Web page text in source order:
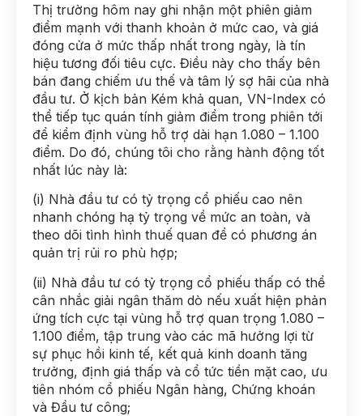
Thị trường hôm nay ghi nhận một phiên giảm
điểm mạnh với thanh khoản ở mức cao, và giá
đóng cửa ở mức thấp nhất trong ngày, là tín
hiệu tương đối tiêu cực. Điều này cho thấy bên
bán đang chiếm ưu thế và tâm lý sợ hãi của nhà
đầu tư. Ở kịch bản Kém khả quan, VN-Index có
thể tiếp tục quán tính giảm điểm trong phiên tới
để kiểm định vùng hỗ trợ dài hạn 1.080 – 1.100
điểm. Do đó, chúng tôi cho rằng hành động tốt
nhất lúc này là:
(i) Nhà đầu tư có tỷ trọng cổ phiếu cao nên
nhanh chóng hạ tỷ trọng về mức an toàn, và
theo dõi tình hình thuế quan để có phương án
quản trị rủi ro phù hợp;
(ii) Nhà đầu tư có tỷ trọng cổ phiếu thấp có thể
cân nhắc giải ngân thăm dò nếu xuất hiện phản
ứng tích cực tại vùng hỗ trợ quan trọng 1.080 –
1.100 điểm, tập trung vào các mã hưởng lợi từ
sự phục hồi kinh tế, kết quả kinh doanh tăng
trưởng, định giá thấp và cổ tức tiền mặt cao, ưu
tiên nhóm cổ phiếu Ngân hàng, Chứng khoán
và Đầu tư công;